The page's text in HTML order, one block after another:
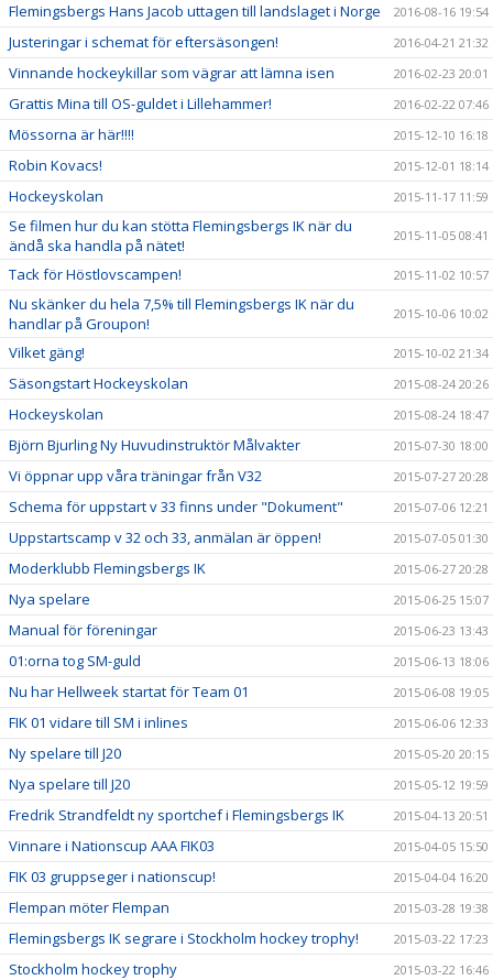
Flemingsbergs Hans Jacob uttagen till landslaget i Norge 2016-08-16 19:54
Justeringar i schemat för eftersäsongen! 2016-04-21 21:32
Vinnande hockeykillar som vägrar att lämna isen 2016-02-23 20:01
Grattis Mina till OS-guldet i Lillehammer! 2016-02-22 07:46
Mössorna är här!!!! 2015-12-10 16:18
Robin Kovacs! 2015-12-01 18:14
Hockeyskolan 2015-11-17 11:59
Se filmen hur du kan stötta Flemingsbergs IK när du
ändå ska handla på nätet!
2015-11-05 08:41
Tack för Höstlovscampen! 2015-11-02 10:57
Nu skänker du hela 7,5% till Flemingsbergs IK när du
handlar på Groupon!
2015-10-06 10:02
Vilket gäng! 2015-10-02 21:34
Säsongstart Hockeyskolan 2015-08-24 20:26
Hockeyskolan 2015-08-24 18:47
Björn Bjurling Ny Huvudinstruktör Målvakter 2015-07-30 18:00
Vi öppnar upp våra träningar från V32 2015-07-27 20:28
Schema för uppstart v 33 finns under "Dokument" 2015-07-06 12:21
Uppstartscamp v 32 och 33, anmälan är öppen! 2015-07-05 01:30
Moderklubb Flemingsbergs IK 2015-06-27 20:28
Nya spelare 2015-06-25 15:07
Manual för föreningar 2015-06-23 13:43
01:orna tog SM-guld 2015-06-13 18:06
Nu har Hellweek startat för Team 01 2015-06-08 19:05
FIK 01 vidare till SM i inlines 2015-06-06 12:33
Ny spelare till J20 2015-05-20 20:15
Nya spelare till J20 2015-05-12 19:59
Fredrik Strandfeldt ny sportchef i Flemingsbergs IK 2015-04-13 20:51
Vinnare i Nationscup AAA FIK03 2015-04-05 15:50
FIK 03 gruppseger i nationscup! 2015-04-04 16:20
Flempan möter Flempan 2015-03-28 19:38
Flemingsbergs IK segrare i Stockholm hockey trophy! 2015-03-22 17:23
Stockholm hockey trophy 2015-03-22 16:46